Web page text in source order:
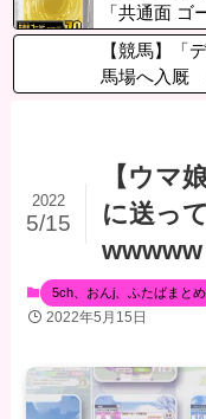
「共通面 ゴ
ルバー (ホロ
インを公開！
【競馬】「
馬場へ入厩
【ウマ
に送っ
wwwww
2022
5/15
5ch、おんj、ふたばまとめ
2022年5月15日